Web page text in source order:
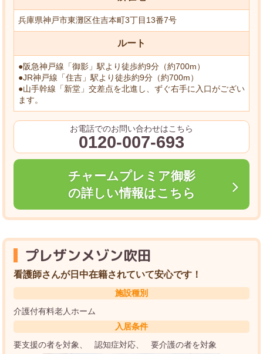
兵庫県神戸市東灘区住吉本町3丁目13番7号
ルート
●阪急神戸線「御影」駅より徒歩約9分（約700m）
●JR神戸線「住吉」駅より徒歩約9分（約700m）
●山手幹線「新堂」交差点を北進し、ずぐ右手に入口がござい
ます。
お電話でのお問い合わせはこちら
0120-007-693
チャームプレミア御影
の詳しい情報はこちら
プレザンメゾン吹田
看護師さんが日中在籍されていて安心です！
施設種別
介護付有料老人ホーム
入居条件
要支援の者を対象
認知症対応 要介護の者を対象